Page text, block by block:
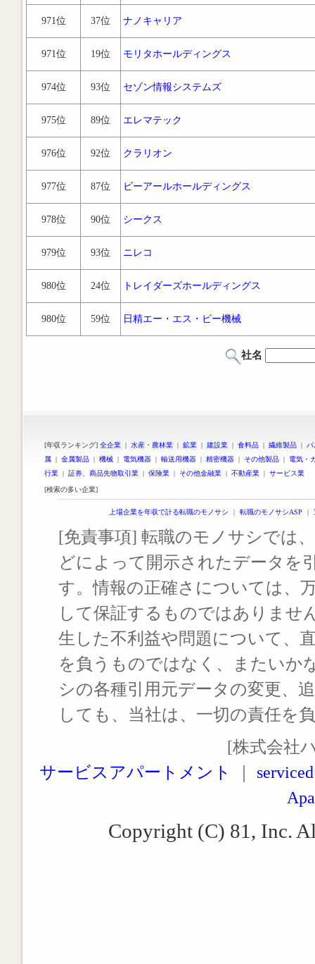
971位 37位 ナノキャリア
971位 19位 モリタホールディングス
974位 93位 セゾン情報システムズ
975位 89位 エレマテック
976位 92位 クラリオン
977位 87位 ビーアールホールディングス
978位 90位 シークス
979位 93位 ニレコ
980位 24位 トレイダーズホールディングス
980位 59位 日精エー・エス・ビー機械
社名
[年収ランキング] 全企業 | 水産・農林業 | 鉱業 | 建設業 | 食料品 | 繊維製品 |
属 | 金属製品 | 機械 | 電気機器 | 輸送用機器 | 精密機器 | その他製品 | 電気・
行業 | 証券、商品先物取引業 | 保険業 | その他金融業 | 不動産業 | サービス業
[検索の多い企業]
上場企業を年収で計る転職のモノサシ ｜ 転職のモノサシASP ｜
[免責事項] 転職のモノサシでは
どによって開示されたデータを
す。情報の正確さについては、
して保証するものではありませ
生した不利益や問題について、
を負うものではなく、またいか
シの各種引用元データの変更、
しても、当社は、一切の責任を
[株式会社
サービスアパートメント
Copyright (C) 81, Inc.